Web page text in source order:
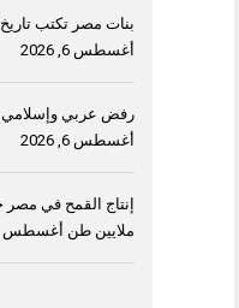
بنات مصر تكتب
أغسطس 6, 2026
رفض عربي وإسلامي
أغسطس 6, 2026
ملايين طن أغسطس 4, 2026